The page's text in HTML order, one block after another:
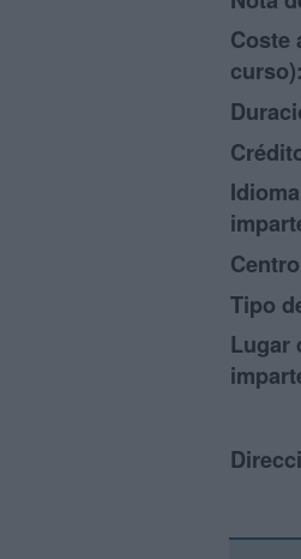
Coste
curso):
Tipo
Lugar